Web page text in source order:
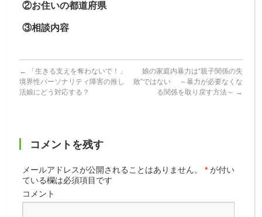
②お住いの都道府県
③相談内容
←
「生きる支えを奪わないで！」
境界性パーソナリティ障害の推し
活娘にどう対応する？
娘の家庭内暴力は“親子関係の失
敗”ではない ～暴力が必要なくな
る関係を取り戻す方法～ →
コメントを残す
メールアドレスが公開されることはありません。 * が付い
ている欄は必須項目です
コメント